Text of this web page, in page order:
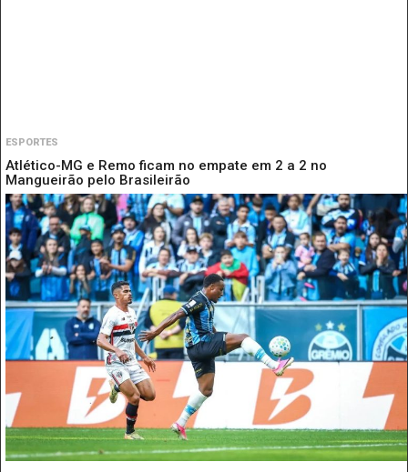
ESPORTES
Atlético-MG e Remo ficam no empate em 2 a 2 no
Mangueirão pelo Brasileirão